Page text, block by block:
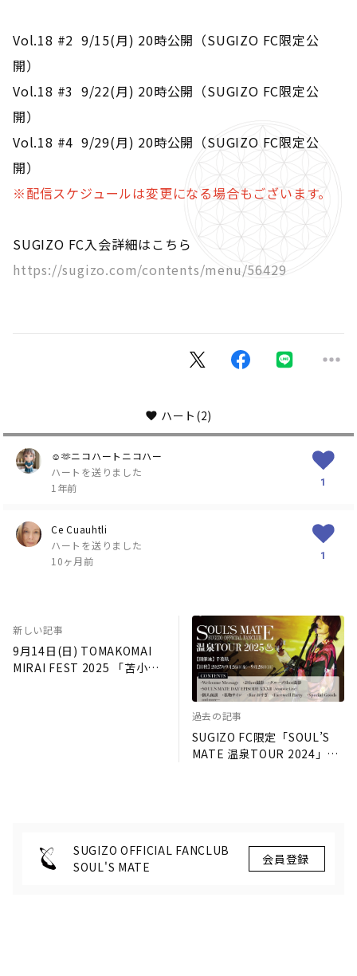
Vol.18 #2 9/15(月) 20時公開（SUGIZO FC限定公
開）
Vol.18 #3 9/22(月) 20時公開（SUGIZO FC限定公
開）
Vol.18 #4 9/29(月) 20時公開（SUGIZO FC限定公
開）
※配信スケジュールは変更になる場合もございます。
SUGIZO FC入会詳細はこちら
https://sugizo.com/contents/menu/56429
ハート (2)
☺️🫶ニコハートニコハー
ハートを送りました
1年前
1
Ce Cuauhtli
ハートを送りました
10ヶ月前
1
新しい記事
9月14日(日) TOMAKOMAI
MIRAI FEST 2025 「苫小牧
過去の記事
SUGIZO FC限定「SOUL’S
MATE 温泉TOUR 2024」2
SUGIZO OFFICIAL FANCLUB
SOUL'S MATE